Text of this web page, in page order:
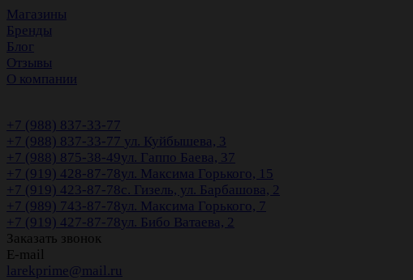
Магазины
Бренды
Блог
Отзывы
О компании
+7 (988) 837-33-77
+7 (988) 837-33-77 ул. Куйбышева, 3
+7 (988) 875-38-49ул. Гаппо Баева, 37
+7 (919) 428-87-78ул. Максима Горького, 15
+7 (919) 423-87-78с. Гизель, ул. Барбашова, 2
+7 (989) 743-87-78ул. Максима Горького, 7
+7 (919) 427-87-78ул. Бибо Ватаева, 2
Заказать звонок
E-mail
larekprime@mail.ru